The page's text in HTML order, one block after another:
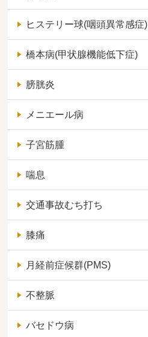
ヒステリー球(咽頭異常感症)
橋本病(甲状腺機能低下症)
膀胱炎
メニエール病
子宮筋腫
喘息
交通事故むち打ち
膝痛
月経前症候群(PMS)
不整脈
バセドウ病